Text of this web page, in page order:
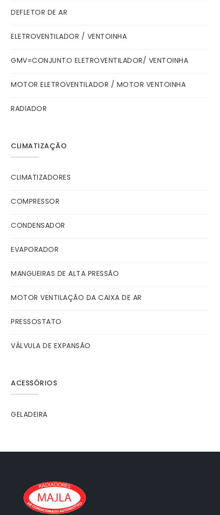
DEFLETOR DE AR
ELETROVENTILADOR / VENTOINHA
GMV=CONJUNTO ELETROVENTILADOR/ VENTOINHA
MOTOR ELETROVENTILADOR / MOTOR VENTOINHA
RADIADOR
CLIMATIZAÇÃO
CLIMATIZADORES
COMPRESSOR
CONDENSADOR
EVAPORADOR
MANGUEIRAS DE ALTA PRESSÃO
MOTOR VENTILAÇÃO DA CAIXA DE AR
PRESSOSTATO
VÁLVULA DE EXPANSÃO
ACESSÓRIOS
GELADEIRA